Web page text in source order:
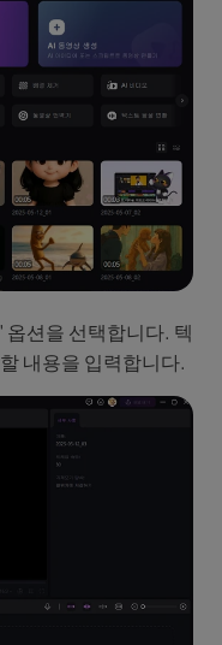
션을 선택합니다. 텍
내용을 입력합니다.